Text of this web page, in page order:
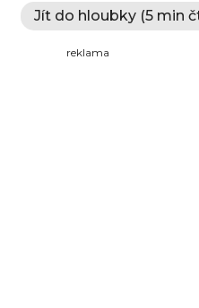
Jít do hloubky (5 min
reklama